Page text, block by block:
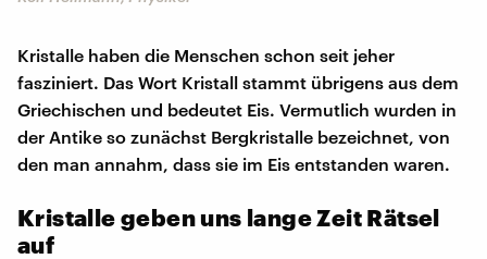
Kristalle haben die Menschen schon seit jeher
fasziniert. Das Wort Kristall stammt übrigens aus dem
Griechischen und bedeutet Eis. Vermutlich wurden in
der Antike so zunächst Bergkristalle bezeichnet, von
den man annahm, dass sie im Eis entstanden waren.
Kristalle geben uns lange Zeit Rätsel
auf